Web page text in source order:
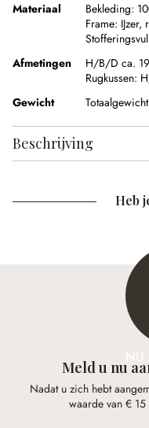
Materiaal
Bekleding:
Frame: IJzer,
Afmetingen
H/B/D ca.
Rugkussen:
Gewicht
Beschrijving
Heb
Meld u nu
Nadat u zich hebt
waarde van €